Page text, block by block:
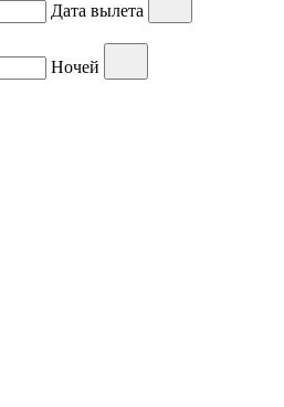
Дата вылета
Ночей